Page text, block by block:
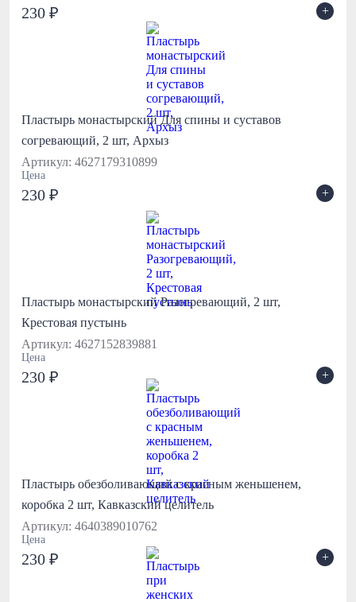
230 ₽ +
Пластырь монастырский Для спины и суставов
согревающий, 2 шт, Архыз
Артикул: 4627179310899
Цена
230 ₽ +
Пластырь монастырский Разогревающий, 2 шт,
Крестовая пустынь
Артикул: 4627152839881
Цена
230 ₽ +
Пластырь обезболивающий с красным женьшенем,
коробка 2 шт, Кавказский целитель
Артикул: 4640389010762
Цена
230 ₽ +